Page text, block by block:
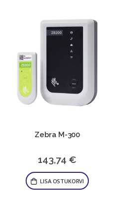
Zebra M-300
143,74 €
LISA OSTUKORVI